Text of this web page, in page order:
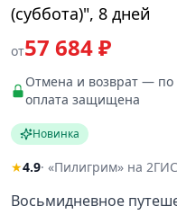
(суббота)", 8 дней
от57 684 ₽
Отмена и возврат — по
оплата защищена
Новинка
★4.9· «Пилигрим» на
Восьмидневное